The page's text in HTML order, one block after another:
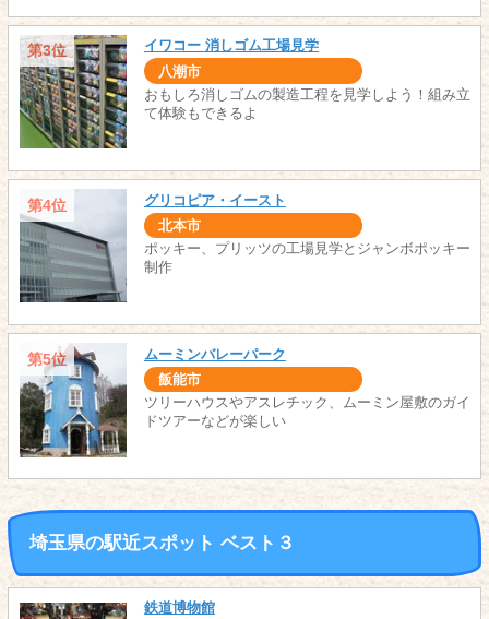
第3位 イワコー 消しゴム工場見学
八潮市
おもしろ消しゴムの製造工程を見学しよう！組み立
て体験もできるよ
第4位 グリコピア・イースト
北本市
ポッキー、プリッツの工場見学とジャンボポッキー
制作
第5位 ムーミンバレーパーク
飯能市
ツリーハウスやアスレチック、ムーミン屋敷のガイ
ドツアーなどが楽しい
埼玉県の駅近スポット ベスト３
鉄道博物館